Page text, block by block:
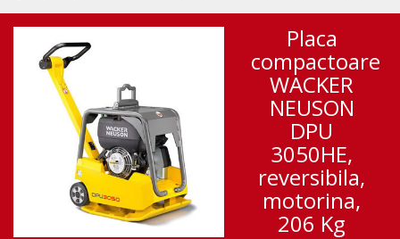
Placa
compactoare
WACKER
NEUSON
DPU
3050HE,
reversibila,
motorina,
206 Kg